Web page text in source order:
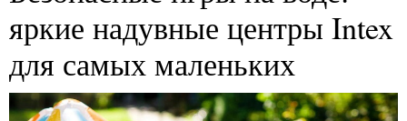
яркие надувные центры Intex
для самых маленьких